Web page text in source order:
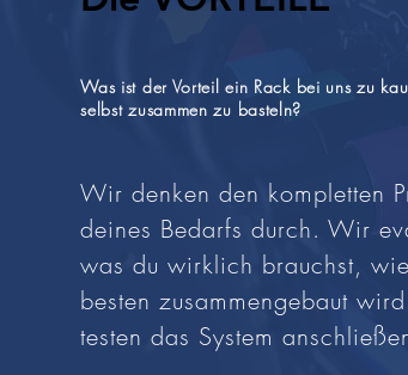
Was ist der Vorteil ein Rack bei uns zu
selbst zusammen zu basteln?
Wir denken den kompletten
deines Bedarfs durch. Wir
was du wirklich brauchst,
besten zusammengebaut
testen das System